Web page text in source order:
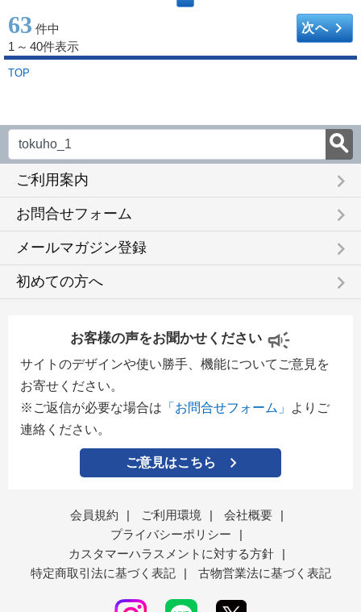
63 件中
1 ～ 40件表示
次へkeyboard_arrow_right
TOP
ご利用案内 keyboard_arrow_right
お問合せフォーム keyboard_arrow_right
メールマガジン登録 keyboard_arrow_right
初めての方へ keyboard_arrow_right
お客様の声をお聞かせください
サイトのデザインや使い勝手、機能についてご意見を
お寄せください。
※ご返信が必要な場合は 「お問合せフォーム」
よりご
連絡ください。
ご意見はこちら
会員規約 | ご利用環境 | 会社概要
|
プライバシーポリシー
|
カスタマーハラスメントに対する方針
|
特定商取引法に基づく表記
| 古物営業法に基づく表記